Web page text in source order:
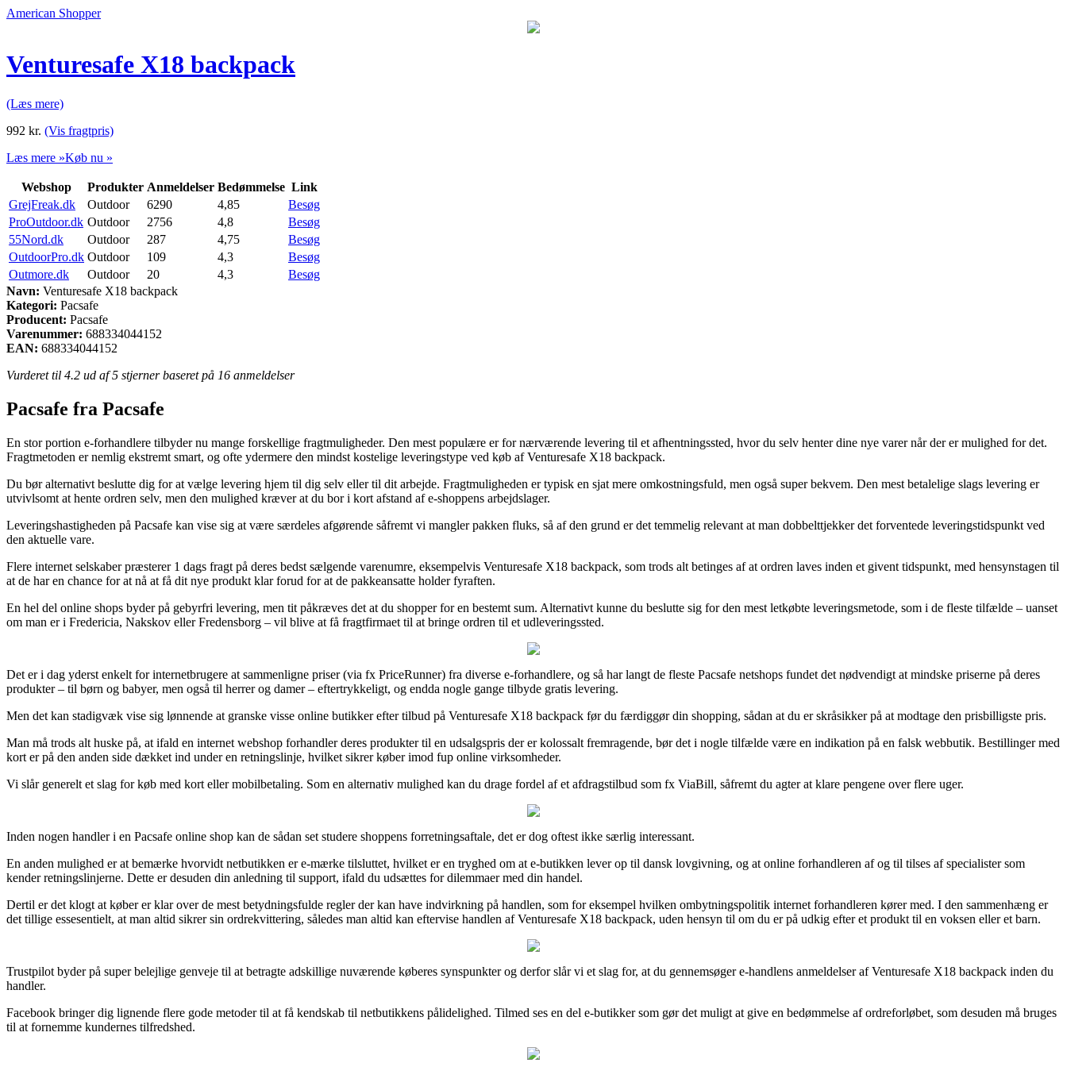
American Shopper
Venturesafe X18 backpack
(Læs mere)
992 kr. (Vis fragtpris)
Læs mere »Køb nu »
Webshop Produkter Anmeldelser Bedømmelse Link
GrejFreak.dk
Outdoor 6290 4,85
Besøg
ProOutdoor.dk Outdoor 2756 4,8
Besøg
55Nord.dk
Outdoor 287 4,75
Besøg
OutdoorPro.dk Outdoor 109 4,3
Besøg
Outmore.dk
Outdoor 20 4,3
Besøg
Navn: Venturesafe X18 backpack
Kategori: Pacsafe
Producent: Pacsafe
Varenummer: 688334044152
EAN: 688334044152
Vurderet til 4.2 ud af 5 stjerner baseret på 16 anmeldelser
Pacsafe fra Pacsafe
En stor portion e-forhandlere tilbyder nu mange forskellige fragtmuligheder. Den mest populære er for nærværende levering til et afhentningssted, hvor du selv henter dine nye varer når der er mulighed for det.
Fragtmetoden er nemlig ekstremt smart, og ofte ydermere den mindst kostelige leveringstype ved køb af Venturesafe X18 backpack.
Du bør alternativt beslutte dig for at vælge levering hjem til dig selv eller til dit arbejde. Fragtmuligheden er typisk en sjat mere omkostningsfuld, men også super bekvem. Den mest betalelige slags levering er
utvivlsomt at hente ordren selv, men den mulighed kræver at du bor i kort afstand af e-shoppens arbejdslager.
Leveringshastigheden på Pacsafe kan vise sig at være særdeles afgørende såfremt vi mangler pakken fluks, så af den grund er det temmelig relevant at man dobbelttjekker det forventede leveringstidspunkt ved
den aktuelle vare.
Flere internet selskaber præsterer 1 dags fragt på deres bedst sælgende varenumre, eksempelvis Venturesafe X18 backpack, som trods alt betinges af at ordren laves inden et givent tidspunkt, med hensynstagen til
at de har en chance for at nå at få dit nye produkt klar forud for at de pakkeansatte holder fyraften.
En hel del online shops byder på gebyrfri levering, men tit påkræves det at du shopper for en bestemt sum. Alternativt kunne du beslutte sig for den mest letkøbte leveringsmetode, som i de fleste tilfælde – uanset
om man er i Fredericia, Nakskov eller Fredensborg – vil blive at få fragtfirmaet til at bringe ordren til et udleveringssted.
Det er i dag yderst enkelt for internetbrugere at sammenligne priser (via fx PriceRunner) fra diverse e-forhandlere, og så har langt de fleste Pacsafe netshops fundet det nødvendigt at mindske priserne på deres
produkter – til børn og babyer, men også til herrer og damer – eftertrykkeligt, og endda nogle gange tilbyde gratis levering.
Men det kan stadigvæk vise sig lønnende at granske visse online butikker efter tilbud på Venturesafe X18 backpack før du færdiggør din shopping, sådan at du er skråsikker på at modtage den prisbilligste pris.
Man må trods alt huske på, at ifald en internet webshop forhandler deres produkter til en udsalgspris der er kolossalt fremragende, bør det i nogle tilfælde være en indikation på en falsk webbutik. Bestillinger med
kort er på den anden side dækket ind under en retningslinje, hvilket sikrer køber imod fup online virksomheder.
Vi slår generelt et slag for køb med kort eller mobilbetaling. Som en alternativ mulighed kan du drage fordel af et afdragstilbud som fx ViaBill, såfremt du agter at klare pengene over flere uger.
Inden nogen handler i en Pacsafe online shop kan de sådan set studere shoppens forretningsaftale, det er dog oftest ikke særlig interessant.
En anden mulighed er at bemærke hvorvidt netbutikken er e-mærke tilsluttet, hvilket er en tryghed om at e-butikken lever op til dansk lovgivning, og at online forhandleren af og til tilses af specialister som
kender retningslinjerne. Dette er desuden din anledning til support, ifald du udsættes for dilemmaer med din handel.
Dertil er det klogt at køber er klar over de mest betydningsfulde regler der kan have indvirkning på handlen, som for eksempel hvilken ombytningspolitik internet forhandleren kører med. I den sammenhæng er
det tillige essesentielt, at man altid sikrer sin ordrekvittering, således man altid kan eftervise handlen af Venturesafe X18 backpack, uden hensyn til om du er på udkig efter et produkt til en voksen eller et barn.
Trustpilot byder på super belejlige genveje til at betragte adskillige nuværende køberes synspunkter og derfor slår vi et slag for, at du gennemsøger e-handlens anmeldelser af Venturesafe X18 backpack inden du
handler.
Facebook bringer dig lignende flere gode metoder til at få kendskab til netbutikkens pålidelighed. Tilmed ses en del e-butikker som gør det muligt at give en bedømmelse af ordreforløbet, som desuden må bruges
til at fornemme kundernes tilfredshed.